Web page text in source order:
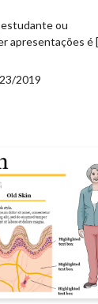
estudante ou
apresentações é
2019